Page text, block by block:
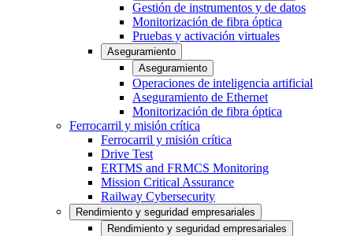
Gestión de instrumentos y de datos
Monitorización de fibra óptica
Pruebas y activación virtuales
Aseguramiento
Aseguramiento
Operaciones de inteligencia artificial
Aseguramiento de Ethernet
Monitorización de fibra óptica
Ferrocarril y misión crítica
Ferrocarril y misión crítica
Drive Test
ERTMS and FRMCS Monitoring
Mission Critical Assurance
Railway Cybersecurity
Rendimiento y seguridad empresariales
Rendimiento y seguridad empresariales